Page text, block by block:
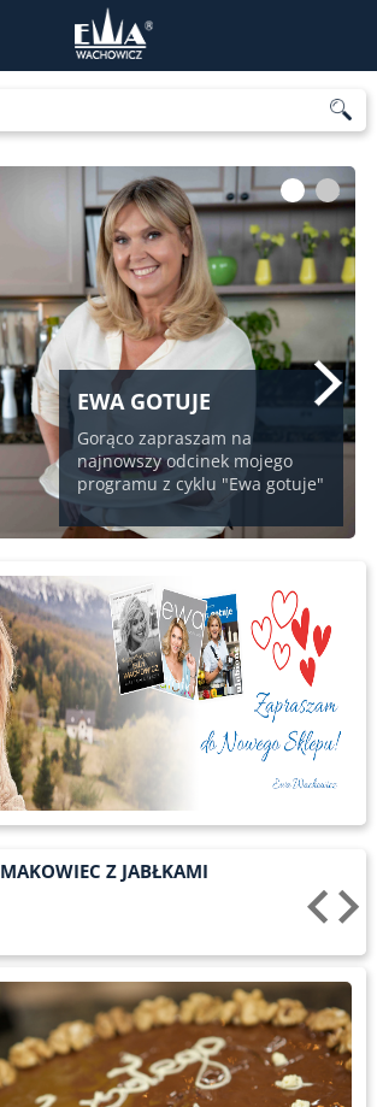
EWA GOTUJE
Gorąco zapraszam na
najnowszy odcinek mojego
programu z cyklu "Ewa gotuje"
1 2
MAKOWIEC Z JABŁKAMI